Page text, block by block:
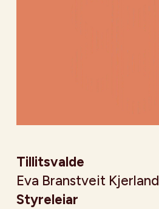
Tillitsvalde
Eva Branstveit Kjerland
Styreleiar